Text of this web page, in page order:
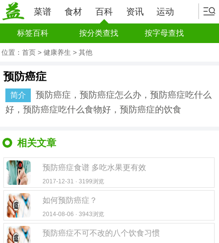
菜谱 食材 百科 资讯 运动
标签百科 按分类查找 按字母查找
位置： 首页 > 健康养生 > 其他
预防癌症
简介
预防癌症，预防癌症怎么办，预防癌症吃什么
好，预防癌症吃什么食物好，预防癌症的饮食
相关文章
预防癌症食谱 多吃水果更有效
2017-12-31 · 3199浏览
如何预防癌症？
2014-08-06 · 3943浏览
预防癌症不可不改的八个饮食习惯